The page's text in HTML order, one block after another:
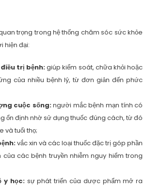
trọng trong hệ thống chăm sóc sức khỏe
hiện đại:
trị bệnh:giúp kiểm soát, chữa khỏi hoặc
của nhiều bệnh lý, từ đơn giản đến phức
cuộc sống:người mắc bệnh mạn tính có
ổn định nhờ sử dụng thuốc đúng cách, từ đó
và tuổi thọ;
vắc xin và các loại thuốc đặc trị góp phần
của các bệnh truyền nhiễm nguy hiểm trong
y học:sự phát triển của dược phẩm mở ra